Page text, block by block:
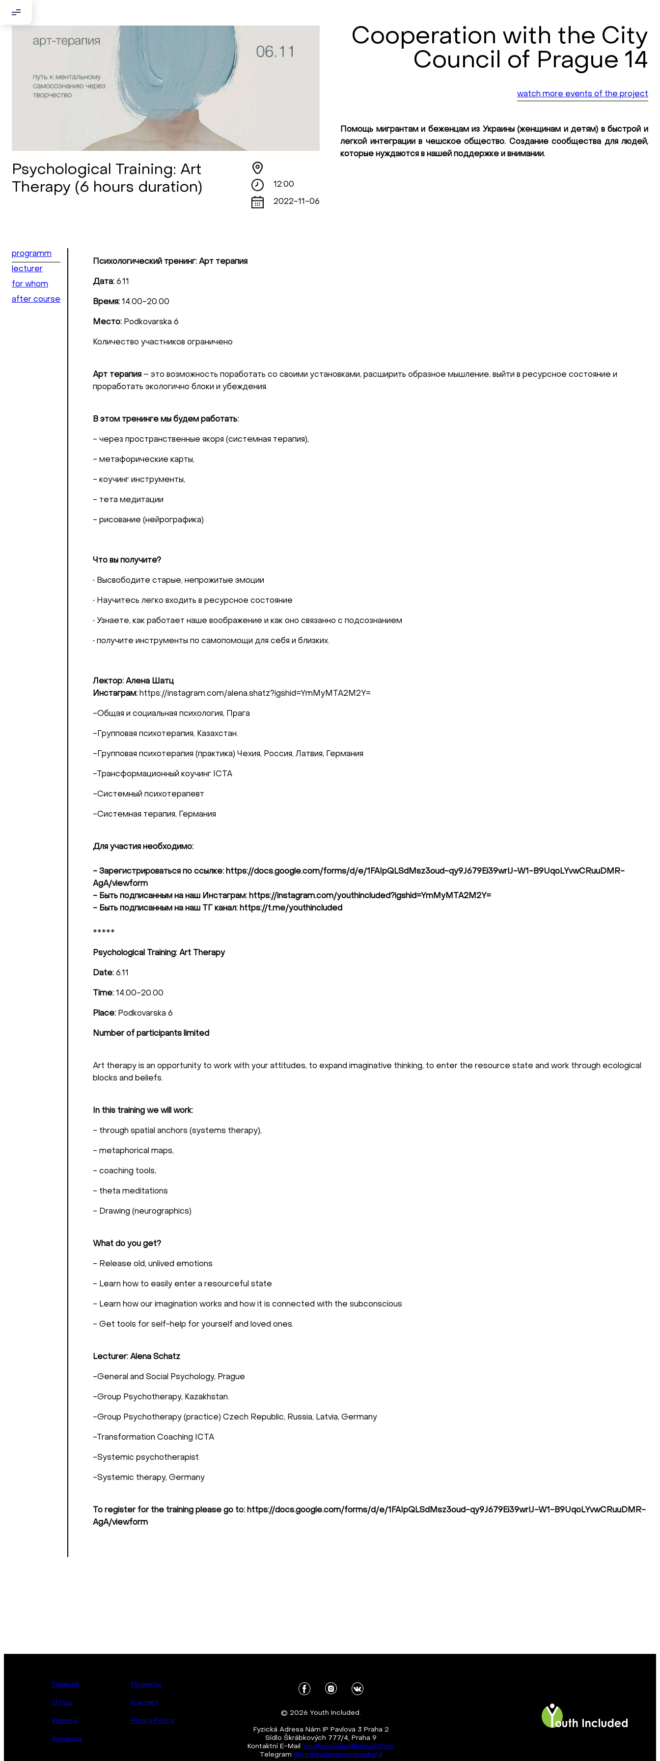
Добрый день!
Если вы хотите с нами связаться, пожалуйста, контактируйте нас:
По адресу:
Kontaktní e-mail:
Psychological Training: Art
Therapy (6 hours duration)
12:00
2022-11-06
Cooperation with the City
Council of Prague 14
watch more events of the project
Помощь мигрантам и беженцам из Украины (женщинам и детям) в быстрой и
легкой интеграции в чешское общество. Создание сообщества для людей,
которые нуждаются в нашей поддержке и внимании.
programm
lecturer
for whom
after course
Психологический тренинг: Арт терапия
Дата: 6.11
Время: 14.00-20.00
Место: Podkovarska 6
Количество участников ограничено
Арт терапия – это возможность поработать со своими установками, расширить образное мышление, выйти в ресурсное состояние и
проработать экологично блоки и убеждения.
В этом тренинге мы будем работать:
- через пространственные якоря (системная терапия),
- метафорические карты,
- коучинг инструменты,
- тета медитации
- рисование (нейрографика)
Что вы получите?
• Высвободите старые, непрожитые эмоции
• Научитесь легко входить в ресурсное состояние
• Узнаете, как работает наше воображение и как оно связанно с подсознанием
• получите инструменты по самопомощи для себя и близких.
Лектор: Алена Шатц
Инстаграм: https://instagram.com/alena.shatz?igshid=YmMyMTA2M2Y=
-Общая и социальная психология, Прага
-Групповая психотерапия, Казахстан.
-Групповая психотерапия (практика) Чехия, Россия, Латвия, Германия
-Трансформационный коучинг ICTA
-Системный психотерапевт
-Системная терапия, Германия
Для участия необходимо:
- Зарегистрироваться по ссылке: https://docs.google.com/forms/d/e/1FAIpQLSdMsz3oud-qy9J679Ei39wrIJ-W1-B9UqoLYvwCRuuDMR-
AgA/viewform
- Быть подписанным на наш Инстаграм: https://instagram.com/youthincluded?igshid=YmMyMTA2M2Y=
- Быть подписанным на наш ТГ канал: https://t.me/youthincluded
*****
Psychological Training: Art Therapy
Date: 6.11
Time: 14.00-20.00
Place: Podkovarska 6
Number of participants limited
Art therapy is an opportunity to work with your attitudes, to expand imaginative thinking, to enter the resource state and work through ecological
blocks and beliefs.
In this training we will work:
- through spatial anchors (systems therapy),
- metaphorical maps,
- coaching tools,
- theta meditations
- Drawing (neurographics)
What do you get?
- Release old, unlived emotions
- Learn how to easily enter a resourceful state
- Learn how our imagination works and how it is connected with the subconscious
- Get tools for self-help for yourself and loved ones.
Lecturer: Alena Schatz
-General and Social Psychology, Prague
-Group Psychotherapy, Kazakhstan.
-Group Psychotherapy (practice) Czech Republic, Russia, Latvia, Germany
-Transformation Coaching ICTA
-Systemic psychotherapist
-Systemic therapy, Germany
To register for the training please go to: https://docs.google.com/forms/d/e/1FAIpQLSdMsz3oud-qy9J679Ei39wrIJ-W1-B9UqoLYvwCRuuDMR-
AgA/viewform
Главная
О Нас
Ивенты
Команда
Проекты
Контакт
Privicy Policy
© 2026 Youth Included.
Fyzická Adresa Nám IP Pavlova 3 Praha 2
Sídlo Škrábkových 777/4, Praha 9
Kontaktní E-Mail Youthincluded@gmail.com
Telegram @Interkultirnipracepraha14